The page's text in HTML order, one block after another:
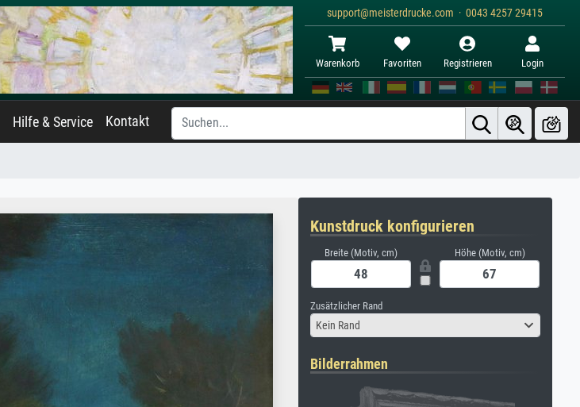
support@meisterdrucke.com · 0043 4257 29415
Warenkorb Favoriten Registrieren Login
Hilfe & Service Kontakt
Kunstdruck konfigurieren
Breite (Motiv, cm) Höhe (Motiv, cm)
Zusätzlicher Rand
Kein Rand
Bilderrahmen